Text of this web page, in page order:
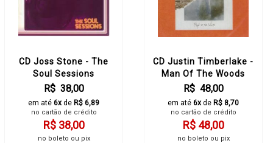
CD Joss Stone - The
Soul Sessions
R$ 38,00
em até 6xde R$ 6,89
no cartão de crédito
R$ 38,00
no boleto ou pix
CD Justin Timberlake -
Man Of The Woods
R$ 48,00
em até 6xde R$ 8,70
no cartão de crédito
R$ 48,00
no boleto ou pix